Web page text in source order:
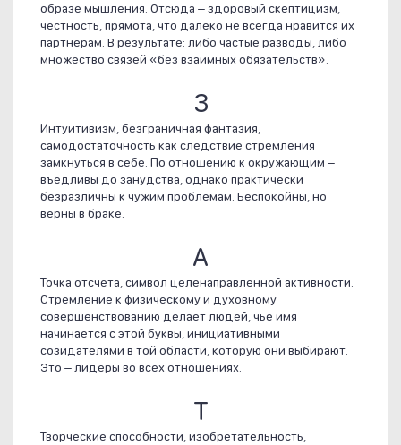
образе мышления. Отсюда – здоровый скептицизм,
честность, прямота, что далеко не всегда нравится их
партнерам. В результате: либо частые разводы, либо
множество связей «без взаимных обязательств».
З
Интуитивизм, безграничная фантазия,
самодостаточность как следствие стремления
замкнуться в себе. По отношению к окружающим –
въедливы до занудства, однако практически
безразличны к чужим проблемам. Беспокойны, но
верны в браке.
А
Точка отсчета, символ целенаправленной активности.
Стремление к физическому и духовному
совершенствованию делает людей, чье имя
начинается с этой буквы, инициативными
созидателями в той области, которую они выбирают.
Это – лидеры во всех отношениях.
Т
Творческие способности, изобретательность,